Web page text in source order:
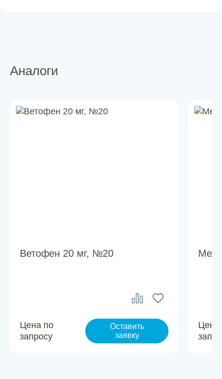
Аналоги
Ветофен 20 мг, №20
Цена по
запросу
Оставить
заявку
Цена